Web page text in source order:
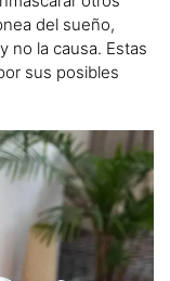
del sueño,
no la causa. Estas
sus posibles